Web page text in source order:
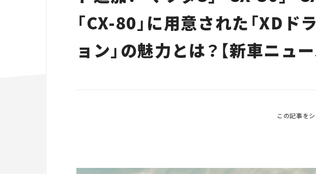
「CX-80」に用意された「XDド
ョン」の魅力とは？【新車ニュー
この記事を